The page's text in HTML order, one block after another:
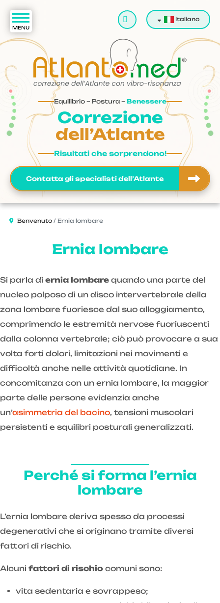
Equilibrio – Postura – Benessere
Correzione
dell’Atlante
Risultati che sorprendono!
Contatta gli specialisti dell’Atlante
Cerca Italiano
Benvenuto Ernia lombare
Ernia lombare
Si parla di ernia lombare quando una parte del
nucleo polposo di un disco intervertebrale della
zona lombare fuoriesce dal suo alloggiamento,
comprimendo le estremità nervose fuoriuscenti
dalla colonna vertebrale; ciò può provocare a sua
volta forti dolori, limitazioni nei movimenti e
difficoltà anche nelle attività quotidiane. In
concomitanza con un ernia lombare, la maggior
parte delle persone evidenzia anche
un’asimmetria del bacino, tensioni muscolari
persistenti e squilibri posturali generalizzati.
Perché si forma l’ernia
lombare
L’ernia lombare deriva spesso da processi
degenerativi che si originano tramite diversi
fattori di rischio.
Alcuni fattori di rischio comuni sono:
vita sedentaria e sovrappeso;